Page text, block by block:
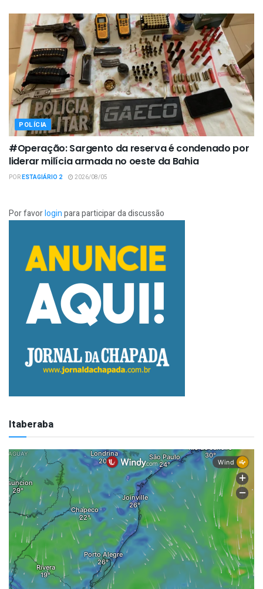
POLÍCIA
#Operação: Sargento da reserva é condenado por
liderar milícia armada no oeste da Bahia
PORESTAGIÁRIO 2 2026/08/05
Por favorloginpara participar da discussão
Itaberaba